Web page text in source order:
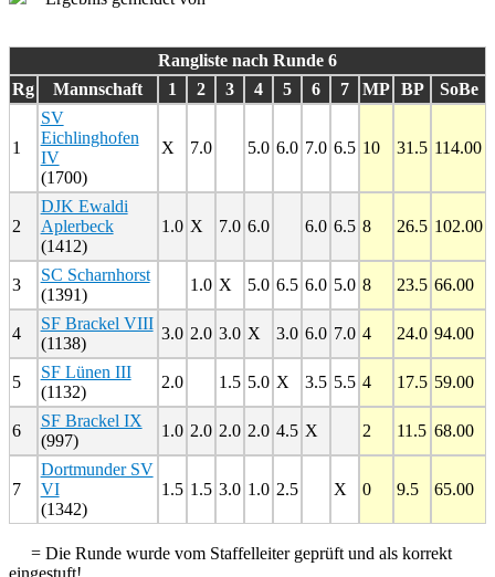
Rangliste nach Runde 6
Rg
Mannschaft 1 2 3 4 5 6 7 MP BP SoBe
1
SV
Eichlinghofen
IV
(1700)
X 7.0 5.0 6.0 7.0 6.5 10 31.5 114.00
2
DJK Ewaldi
Aplerbeck
(1412)
1.0 X 7.0 6.0 6.0 6.5 8 26.5 102.00
3
SC Scharnhorst
(1391)
1.0 X 5.0 6.5 6.0 5.0 8 23.5 66.00
4
SF Brackel VIII
(1138)
3.0 2.0 3.0 X 3.0 6.0 7.0 4 24.0 94.00
5
SF Lünen III
(1132)
2.0 1.5 5.0 X 3.5 5.5 4 17.5 59.00
6
SF Brackel IX
(997)
1.0 2.0 2.0 2.0 4.5 X 2 11.5 68.00
7
Dortmunder SV
VI
(1342)
1.5 1.5 3.0 1.0 2.5 X 0 9.5 65.00
= Die Runde wurde vom Staffelleiter geprüft und als korrekt
eingestuft!